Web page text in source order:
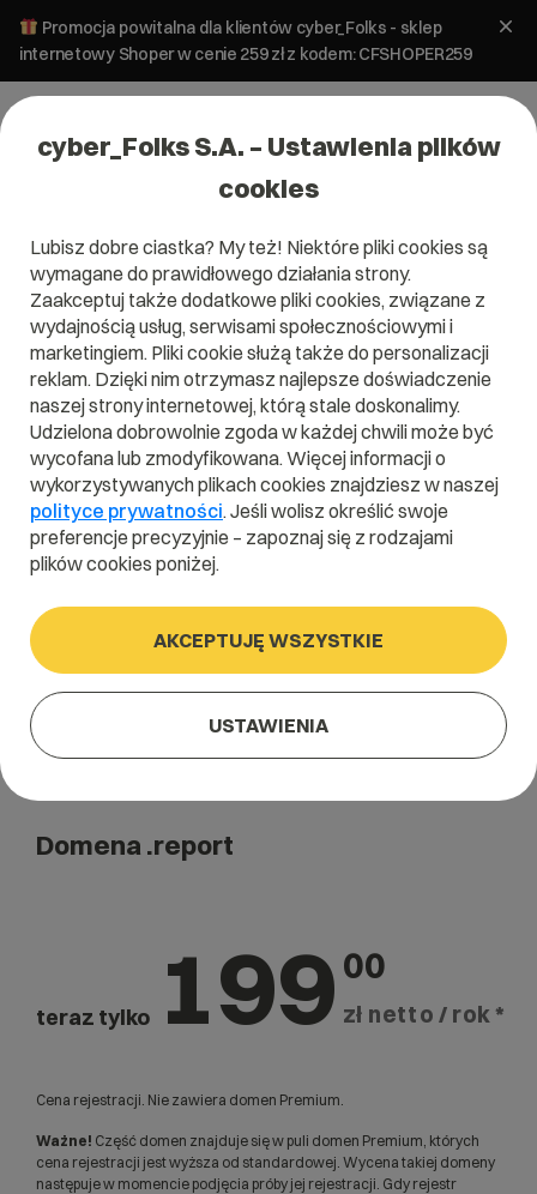
Promocja powitalna dla klientów cyber_Folks - sklep
internetowy Shoper w cenie 259 zł z kodem: CFSHOPER259
Domena .report
Do raportu!
.report
Szukaj
Domena .report
teraz tylko 199 00
zł netto / rok *
Cena rejestracji. Nie zawiera domen Premium.
Ważne! Część domen znajduje się w puli domen Premium, których
cena rejestracji jest wyższa od standardowej. Wycena takiej domeny
następuje w momencie podjęcia próby jej rejestracji. Gdy rejestr
cyber_Folks S.A. – Ustawienia plików
cookies
Lubisz dobre ciastka? My też! Niektóre pliki cookies są
wymagane do prawidłowego działania strony.
Zaakceptuj także dodatkowe pliki cookies, związane z
wydajnością usług, serwisami społecznościowymi i
marketingiem. Pliki cookie służą także do personalizacji
reklam. Dzięki nim otrzymasz najlepsze doświadczenie
naszej strony internetowej, którą stale doskonalimy.
Udzielona dobrowolnie zgoda w każdej chwili może być
wycofana lub zmodyfikowana. Więcej informacji o
wykorzystywanych plikach cookies znajdziesz w naszej
polityce prywatności. Jeśli wolisz określić swoje
preferencje precyzyjnie – zapoznaj się z rodzajami
plików cookies poniżej.
AKCEPTUJĘ WSZYSTKIE
USTAWIENIA